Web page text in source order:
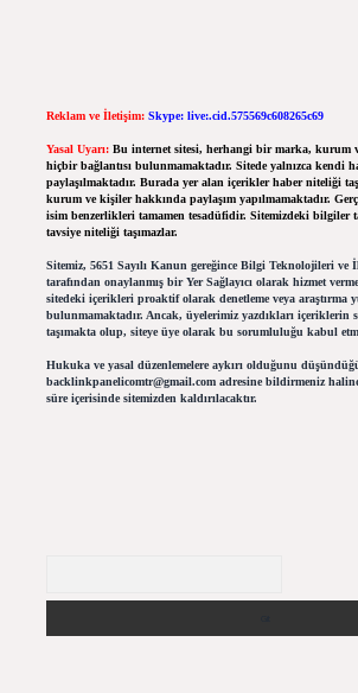
Reklam ve İletişim: Skype: live:.cid.575569c608265c69
Yasal Uyarı: Bu internet sitesi, herhangi bir marka, kurum
hiçbir bağlantısı bulunmamaktadır. Sitede yalnızca kendi
paylaşılmaktadır. Burada yer alan içerikler haber niteliği
kurum ve kişiler hakkında paylaşım yapılmamaktadır.
isim benzerlikleri tamamen tesadüfidir. Sitemizdeki bilgiler
tavsiye niteliği taşımazlar.
Sitemiz, 5651 Sayılı Kanun gereğince Bilgi Teknolojileri
tarafından onaylanmış bir Yer Sağlayıcı olarak hizmet
sitedeki içerikleri proaktif olarak denetleme veya araştırma
bulunmamaktadır. Ancak, üyelerimiz yazdıkları içeriklerin
taşımakta olup, siteye üye olarak bu sorumluluğu kabul
Hukuka ve yasal düzenlemelere aykırı olduğunu
backlinkpanelicomtr@gmail.comadresine bildirmeniz
süre içerisinde sitemizden kaldırılacaktır.